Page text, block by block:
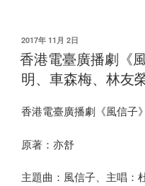
发
布
于
2017年 11月 2日
香港電臺廣播劇《
明、車森梅、林友榮
香港電臺廣播劇《風信子》
原著：亦舒
主題曲：風信子、主唱：